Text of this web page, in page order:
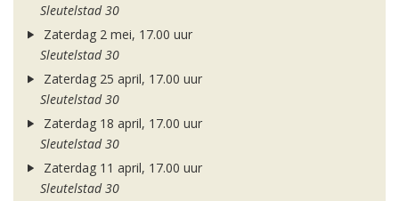
Sleutelstad 30
Zaterdag 2 mei, 17.00 uur
Sleutelstad 30
Zaterdag 25 april, 17.00 uur
Sleutelstad 30
Zaterdag 18 april, 17.00 uur
Sleutelstad 30
Zaterdag 11 april, 17.00 uur
Sleutelstad 30